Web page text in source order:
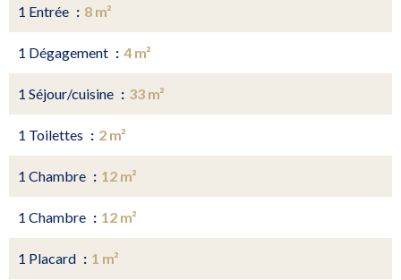
1 Entrée 8 m²
1 Dégagement 4 m²
1 Séjour/cuisine 33 m²
1 Toilettes 2 m²
1 Chambre 12 m²
1 Chambre 12 m²
1 Placard 1 m²